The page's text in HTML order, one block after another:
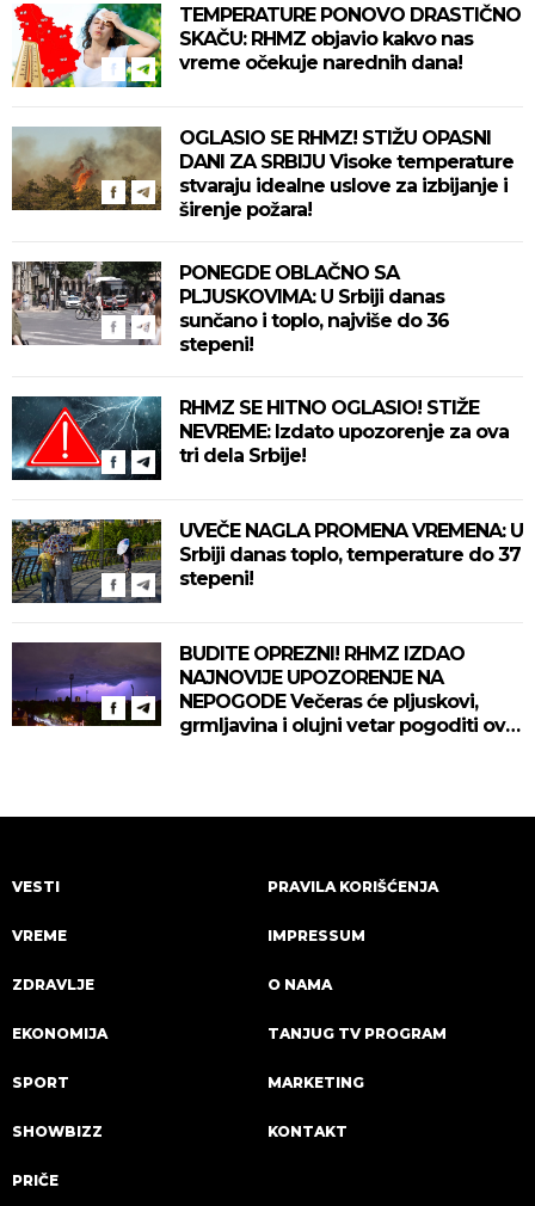
TEMPERATURE PONOVO DRASTIČNO
SKAČU: RHMZ objavio kakvo nas
vreme očekuje narednih dana!
OGLASIO SE RHMZ! STIŽU OPASNI
DANI ZA SRBIJU Visoke temperature
stvaraju idealne uslove za izbijanje i
širenje požara!
PONEGDE OBLAČNO SA
PLJUSKOVIMA: U Srbiji danas
sunčano i toplo, najviše do 36
stepeni!
RHMZ SE HITNO OGLASIO! STIŽE
NEVREME: Izdato upozorenje za ova
tri dela Srbije!
UVEČE NAGLA PROMENA VREMENA: U
Srbiji danas toplo, temperature do 37
stepeni!
BUDITE OPREZNI! RHMZ IZDAO
NAJNOVIJE UPOZORENJE NA
NEPOGODE Večeras će pljuskovi,
grmljavina i olujni vetar pogoditi ove
VESTI
VREME
ZDRAVLJE
EKONOMIJA
SPORT
SHOWBIZZ
PRIČE
PRAVILA KORIŠĆENJA
IMPRESSUM
O NAMA
TANJUG TV PROGRAM
MARKETING
KONTAKT